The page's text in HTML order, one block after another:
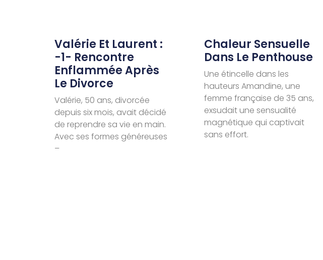
Valérie Et Laurent :
-1- Rencontre
Enflammée Après
Le Divorce
Valérie, 50 ans, divorcée
depuis six mois, avait décidé
de reprendre sa vie en main.
Avec ses formes généreuses
–
Chaleur Sensuelle
Dans Le Penthouse
Une étincelle dans les
hauteurs Amandine, une
femme française de 35 ans,
exsudait une sensualité
magnétique qui captivait
sans effort.